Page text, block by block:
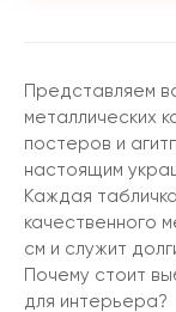
Представляем
металлических
постеров и
настоящим
Каждая
качественного
см и служит
Почему стоит
для интерьера?